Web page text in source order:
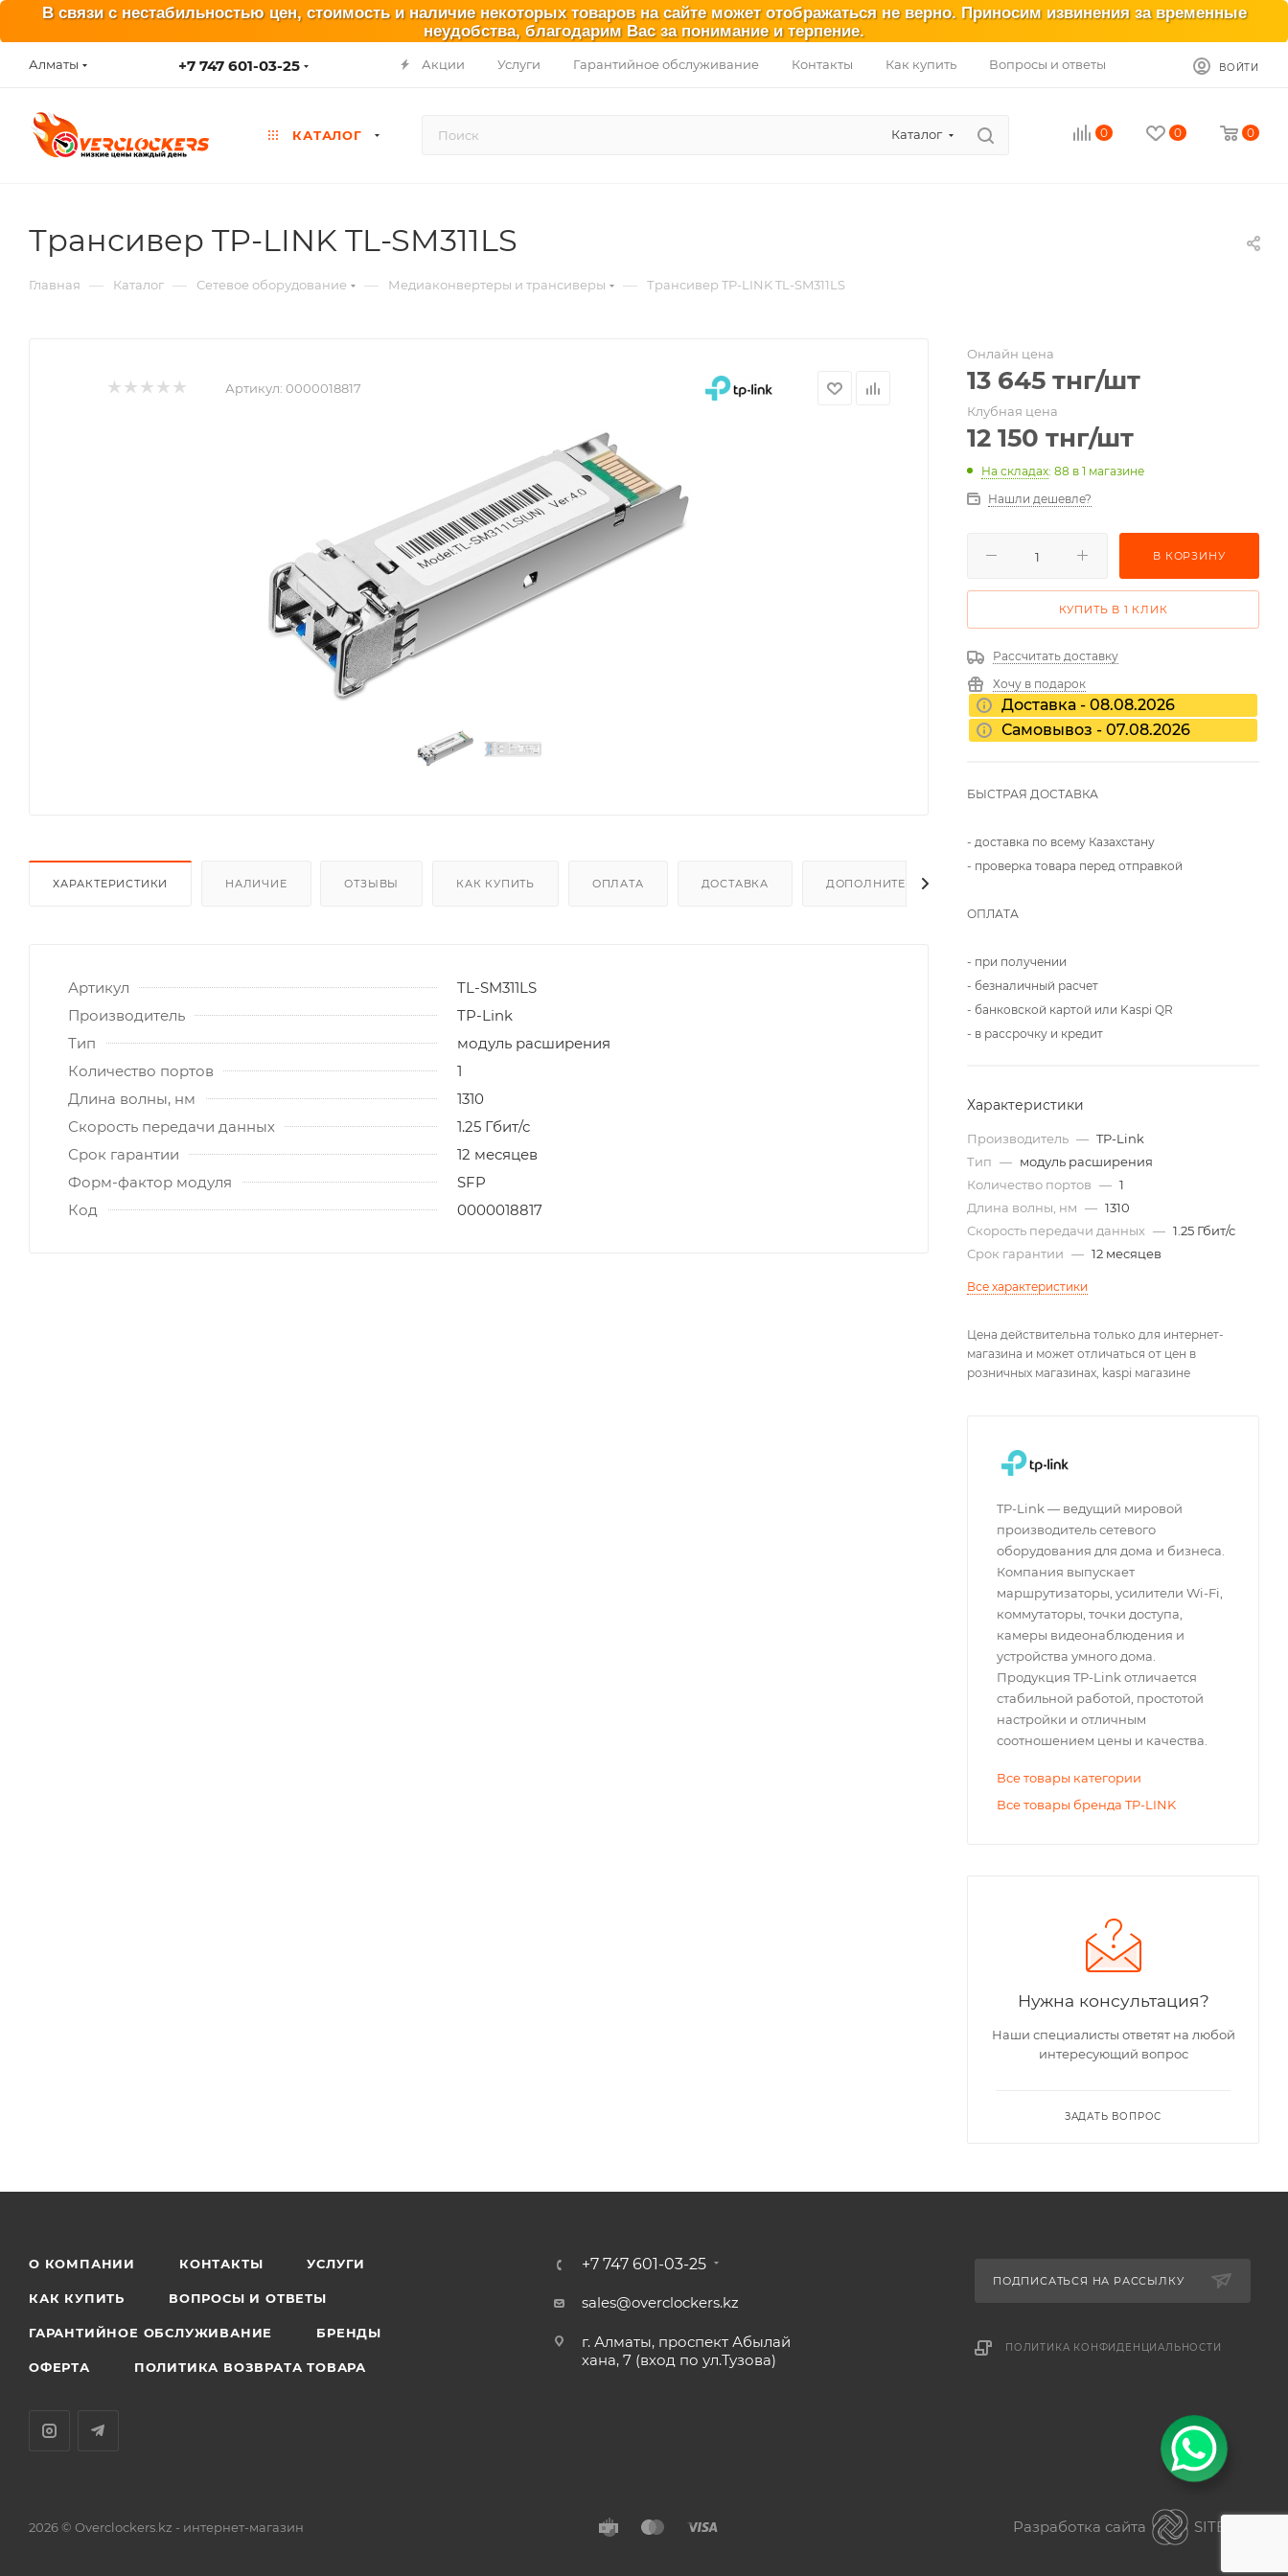
В связи с нестабильностью цен, стоимость и наличие некоторых товаров на сайте может отображаться не верно. Приносим извинения за временные
неудобства, благодарим Вас за понимание и терпение.
Алматы +7 747 601-03-25 Акции Услуги Гарантийное обслуживание Контакты Как купить Вопросы и ответы ВОЙТИ
КАТАЛОГ Каталог 0 0 0
Трансивер TP-LINK TL-SM311LS
Главная — Каталог — Сетевое оборудование — Медиаконвертеры и трансиверы — Трансивер TP-LINK TL-SM311LS
Артикул: 0000018817
ХАРАКТЕРИСТИКИ НАЛИЧИЕ ОТЗЫВЫ КАК КУПИТЬ ОПЛАТА ДОСТАВКА ДОПОЛНИТЕЛЬНО
Артикул
TL-SM311LS
Производитель
TP-Link
Тип
модуль расширения
Количество портов
1
Длина волны, нм
1310
Скорость передачи данных
1.25 Гбит/с
Срок гарантии
12 месяцев
Форм-фактор модуля
SFP
Код
0000018817
Онлайн цена
13 645 тнг/шт
Клубная цена
12 150 тнг/шт
На складах: 88 в 1 магазине
Нашли дешевле?
В КОРЗИНУ
КУПИТЬ В 1 КЛИК
Рассчитать доставку
Хочу в подарок
Доставка - 08.08.2026
Самовывоз - 07.08.2026
БЫСТРАЯ ДОСТАВКА
- доставка по всему Казахстану
- проверка товара перед отправкой
ОПЛАТА
- при получении
- безналичный расчет
- банковской картой или Kaspi QR
- в рассрочку и кредит
Характеристики
Производитель — TP-Link
Тип — модуль расширения
Количество портов — 1
Длина волны, нм — 1310
Скорость передачи данных — 1.25 Гбит/с
Срок гарантии — 12 месяцев
Все характеристики
Цена действительна только для интернет-
магазина и может отличаться от цен в
розничных магазинах, kaspi магазине
TP-Link — ведущий мировой
производитель сетевого
оборудования для дома и бизнеса.
Компания выпускает
маршрутизаторы, усилители Wi-Fi,
коммутаторы, точки доступа,
камеры видеонаблюдения и
устройства умного дома.
Продукция TP-Link отличается
стабильной работой, простотой
настройки и отличным
соотношением цены и качества.
Все товары категории
Все товары бренда TP-LINK
Нужна консультация?
Наши специалисты ответят на любой
интересующий вопрос
ЗАДАТЬ ВОПРОС
О КОМПАНИИ КОНТАКТЫ УСЛУГИ
КАК КУПИТЬ ВОПРОСЫ И ОТВЕТЫ
ГАРАНТИЙНОЕ ОБСЛУЖИВАНИЕ БРЕНДЫ
ОФЕРТА ПОЛИТИКА ВОЗВРАТА ТОВАРА
+7 747 601-03-25
sales@overclockers.kz
г. Алматы, проспект Абылай
хана, 7 (вход по ул.Тузова)
ПОДПИСАТЬСЯ НА РАССЫЛКУ
ПОЛИТИКА КОНФИДЕНЦИАЛЬНОСТИ
2026 © Overclockers.kz - интернет-магазин Разработка сайта
SITER.KZ